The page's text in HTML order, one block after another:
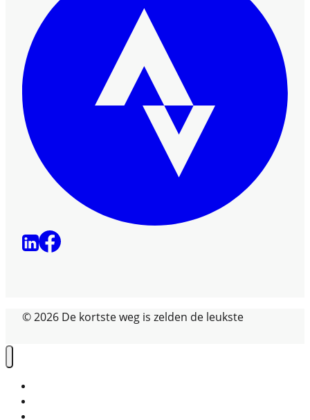
© 2026 De kortste weg is zelden de leukste